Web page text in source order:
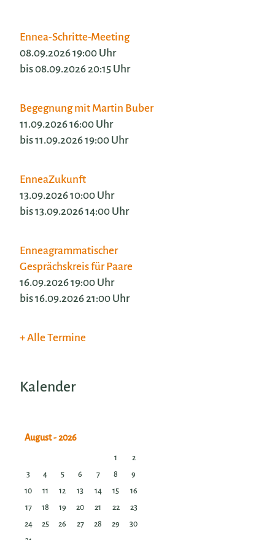
Ennea-Schritte-Meeting
08.09.2026 19:00 Uhr
bis 08.09.2026 20:15 Uhr
Begegnung mit Martin Buber
11.09.2026 16:00 Uhr
bis 11.09.2026 19:00 Uhr
EnneaZukunft
13.09.2026 10:00 Uhr
bis 13.09.2026 14:00 Uhr
Enneagrammatischer
Gesprächskreis für Paare
16.09.2026 19:00 Uhr
bis 16.09.2026 21:00 Uhr
Alle Termine
Kalender
1
2
3
4 5 6 7 8
9
10
11 12 13 14 15
16
17
18 19 20 21 22
23
24
25 26 27 28 29
30